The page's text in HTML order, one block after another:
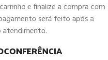
e finalize a compra com
será feito após a
atendimento.